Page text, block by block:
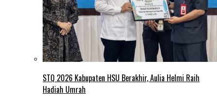
STQ 2026 Kabupaten HSU Berakhir, Aulia Helmi Raih
Hadiah Umrah